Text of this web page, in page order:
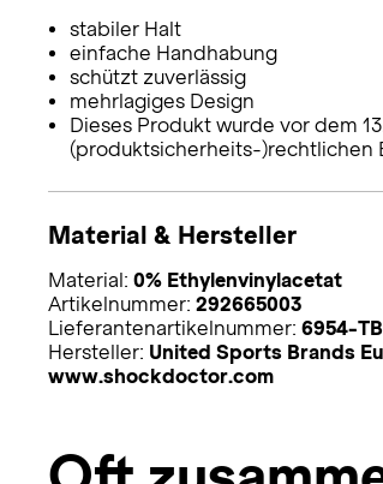
stabiler Halt
einfache Handhabung
schützt zuverlässig
mehrlagiges Design
Dieses Produkt wurde vor dem
(produktsicherheits-)rechtlichen
Material & Hersteller
Material: 0% Ethylenvinylacetat
Artikelnummer: 292665003
Lieferantenartikelnummer: 6954-TB
Hersteller: United Sports Brands
www.shockdoctor.com